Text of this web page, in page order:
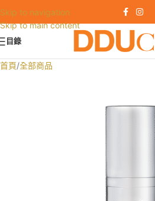
Skip to navigation
Skip to main content
目錄
首頁/全部商品